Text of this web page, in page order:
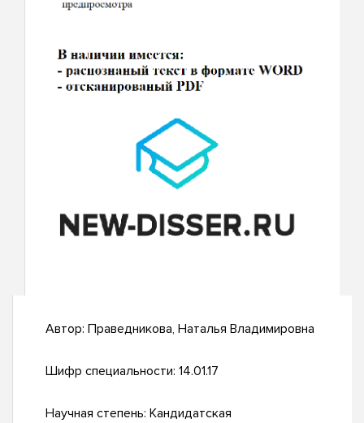
Автор: Праведникова, Наталья Владимировна
Шифр специальности: 14.01.17
Научная степень: Кандидатская